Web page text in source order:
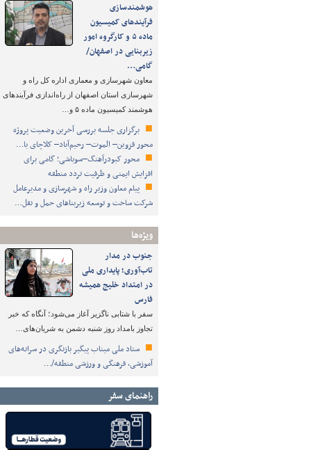
هوشمندسازی
فرآیندهای کمیسیون
ماده ۵ و کارگروه امور
زیربنایی در اصفهان/
گامی…
معاون شهرسازی و معماری اداره کل راه و
شهرسازی استان اصفهان از راه‌اندازی فرآیندهای
هوشمند کمیسیون ماده ۵ و…
برگزاری جلسه بررسی آخرین وضعیت پروژه
محور قزوین– الموت– رحیم‌آباد– کلاچای با…
محور کبودرآهنگ–سوباشی؛ گامی برای
افزایش ایمنی و ظرفیت تردد منطقه
پیام معاون وزیر راه و شهرسازی و مدیرعامل
شرکت ساخت و توسعه زیربناهای حمل و نقل…
ویژه‌ها
جنوب در مدار
تاب‌آوری؛ پایداری ملی
در امتداد خلیج همیشه
فارس
سفر با شتابی ناگزیر آغاز می‌شود؛ آنگاه که خبر
تجاوز بامداد روز شنبه دشمن به شریان‌های…
ستاد ملی میناب پیگیر بازنگری در سرانه‌های
آموزشی، فرهنگی و ورزشی منطقه/…
راهنمای سفر